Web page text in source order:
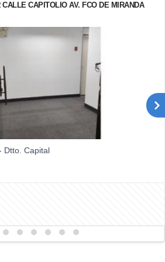
CAPITOLIO AV. FCO DE MIRANDA
Dtto. Capital